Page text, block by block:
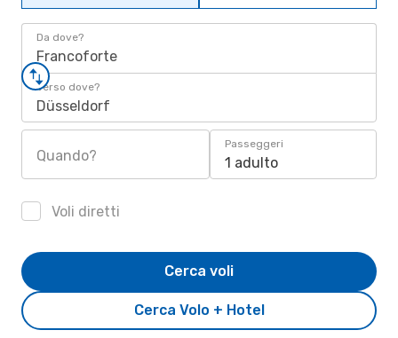
Da dove?
Francoforte
Verso dove?
Düsseldorf
Quando?
Passeggeri
1 adulto
Voli diretti
Cerca Volo + Hotel
Cerca voli